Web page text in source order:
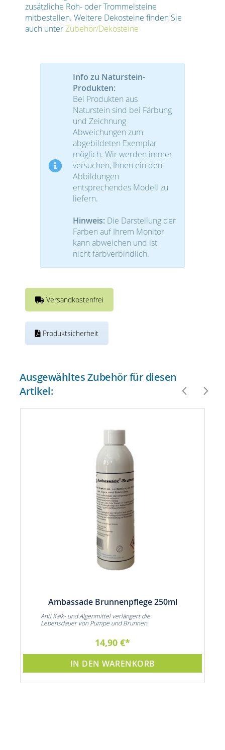
zusätzliche Roh- oder Trommelsteine
mitbestellen. Weitere Dekosteine finden Sie
auch unterZubehör/Dekosteine
Info zu Naturstein-
Produkten:
Bei Produkten aus
Naturstein sind bei Färbung
und Zeichnung
Abweichungen zum
abgebildeten Exemplar
möglich. Wir werden immer
versuchen, Ihnen ein den
Abbildungen
entsprechendes Modell zu
liefern.
Hinweis: Die Darstellung der
Farben auf Ihrem Monitor
kann abweichen und ist
nicht farbverbindlich.
Versandkostenfrei
Produktsicherheit
Ausgewähltes Zubehör für diesen
Artikel:
Ambassade Brunnenpflege 250ml
Anti Kalk- und Algenmittel verlängert die
Lebensdauer von Pumpe und Brunnen.
14,90 €
IN DEN WARENKORB